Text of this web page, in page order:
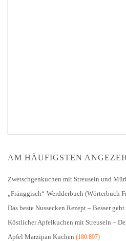
AM HÄUFIGSTEN
Zwetschgenkuchen mit Streuseln und
„Fränggisch“-Werdderbuch (Wörterbuch
Das beste Nussecken Rezept – Besser
Köstlicher Apfelkuchen mit Streuseln –
Apfel Marzipan Kuchen (180.897)